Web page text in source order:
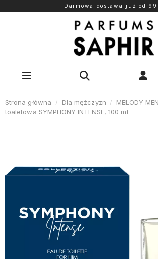
Darmowa dostawa już od
Strona główna Dla mężczyzn
MELODY
toaletowa SYMPHONY INTENSE, 100 ml